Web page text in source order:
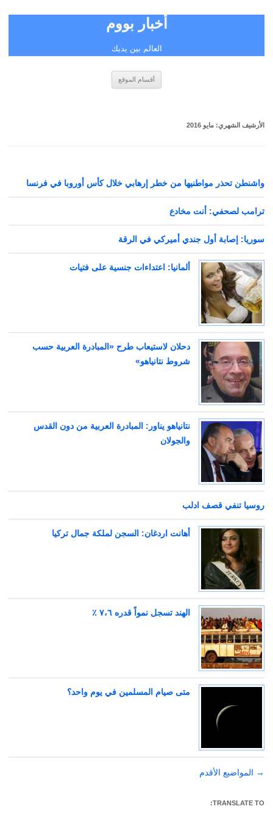
أخبار بووم
العالم بين يديك
أقسام الموقع
الأرشيف الشهري: مايو 2016
واشنطن تحذر مواطنيها من خطر إرهابي خلال كأس أوروبا في فرنسا
ترامب لصحفي: أنت مخادع
سوريا: إصابة أول جندي أميركي في الرقة
ألمانيا: اعتداءات جنسية على فتيات
دحلان لاستيعاب طرح «المبادرة العربية حسب
شروط نتانياهو»
نتانياهو يناور: المبادرة العربية من دون القدس
والجولان
روسيا تنفي قصف ادلب
أهانت اردغان: السجن لملكة جمال تركيا
الهند تسجل نمواً قدره ٧،٦ ٪
متى صيام المسلمين في يوم واحد؟
تصفّح
→ المواضيع الأقدم
TRANSLATE TO: